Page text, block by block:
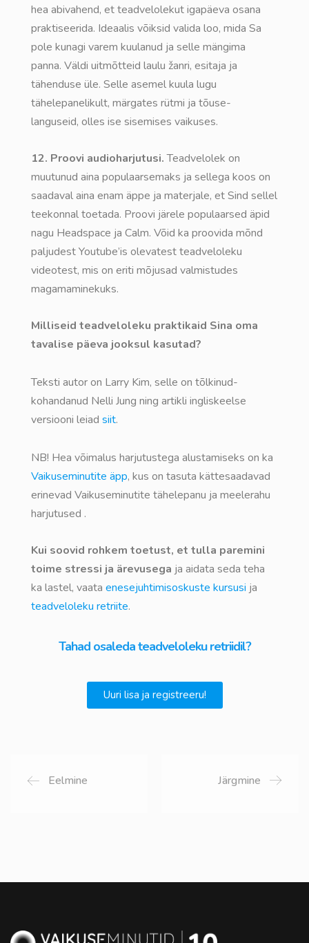
hea abivahend, et teadvelolekut igapäeva osana
praktiseerida. Ideaalis võiksid valida loo, mida Sa
pole kunagi varem kuulanud ja selle mängima
panna. Väldi uitmõtteid laulu žanri, esitaja ja
tähenduse üle. Selle asemel kuula lugu
tähelepanelikult, märgates rütmi ja tõuse-
languseid, olles ise sisemises vaikuses.
12. Proovi audioharjutusi.Teadvelolek on
muutunud aina populaarsemaks ja sellega koos on
saadaval aina enam äppe ja materjale, et Sind sellel
teekonnal toetada. Proovi järele populaarsed äpid
nagu Headspace ja Calm. Võid ka proovida mõnd
paljudest Youtube’is olevatest teadveloleku
videotest, mis on eriti mõjusad valmistudes
magamaminekuks.
Milliseid teadveloleku praktikaid Sina oma
tavalise päeva jooksul kasutad?
Teksti autor on Larry Kim, selle on tõlkinud-
kohandanud Nelli Jung ning artikli ingliskeelse
versiooni leiad siit.
NB! Hea võimalus harjutustega alustamiseks on ka
Vaikuseminutite äpp, kus on tasuta kättesaadavad
erinevad Vaikuseminutite tähelepanu ja meelerahu
harjutused .
Kui soovid rohkem toetust, et tulla paremini
toime stressi ja ärevusega ja aidata seda teha
ka lastel, vaata enesejuhtimisoskuste kursusi ja
teadveloleku retriite.
Tahad osaleda teadveloleku retriidil?
Uuri lisa ja registreeru!
Eelmine Järgmine